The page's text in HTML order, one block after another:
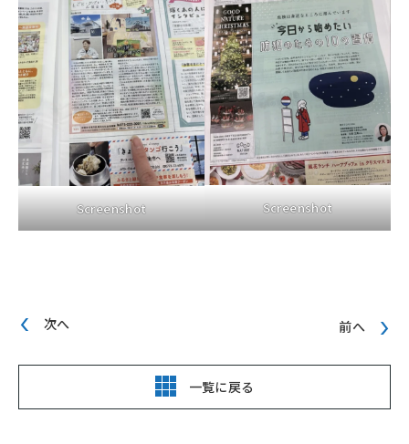
Screenshot Screenshot
次へ 前へ
一覧に戻る